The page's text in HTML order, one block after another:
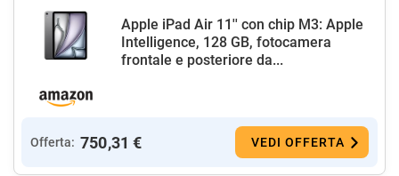
Apple iPad Air 11'' con chip M3: Apple
Intelligence, 128 GB, fotocamera
frontale e posteriore da...
Offerta: 750,31 € VEDI OFFERTA